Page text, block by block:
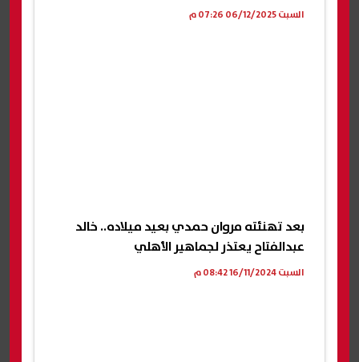
السبت 06/12/2025 07:26 م
بعد تهنئته مروان حمدي بعيد ميلاده.. خالد
عبدالفتاح يعتذر لجماهير الأهلي
السبت 16/11/2024 08:42 م